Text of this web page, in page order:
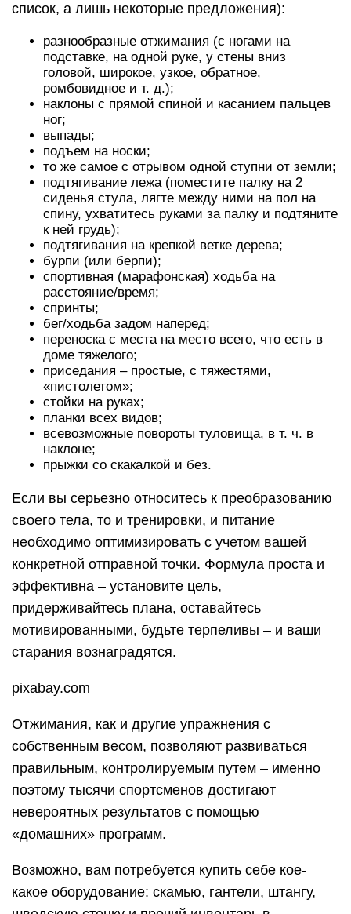
список, а лишь некоторые предложения):
разнообразные отжимания (с ногами на
подставке, на одной руке, у стены вниз
головой, широкое, узкое, обратное,
ромбовидное и т. д.);
наклоны с прямой спиной и касанием пальцев
ног;
выпады;
подъем на носки;
то же самое с отрывом одной ступни от земли;
подтягивание лежа (поместите палку на 2
сиденья стула, лягте между ними на пол на
спину, ухватитесь руками за палку и подтяните
к ней грудь);
подтягивания на крепкой ветке дерева;
бурпи (или берпи);
спортивная (марафонская) ходьба на
расстояние/время;
спринты;
бег/ходьба задом наперед;
переноска с места на место всего, что есть в
доме тяжелого;
приседания – простые, с тяжестями,
«пистолетом»;
стойки на руках;
планки всех видов;
всевозможные повороты туловища, в т. ч. в
наклоне;
прыжки со скакалкой и без.
Если вы серьезно относитесь к преобразованию
своего тела, то и тренировки, и питание
необходимо оптимизировать с учетом вашей
конкретной отправной точки. Формула проста и
эффективна – установите цель,
придерживайтесь плана, оставайтесь
мотивированными, будьте терпеливы – и ваши
старания вознаградятся.
pixabay.com
Отжимания, как и другие упражнения с
собственным весом, позволяют развиваться
правильным, контролируемым путем – именно
поэтому тысячи спортсменов достигают
невероятных результатов с помощью
«домашних» программ.
Возможно, вам потребуется купить себе кое-
какое оборудование: скамью, гантели, штангу,